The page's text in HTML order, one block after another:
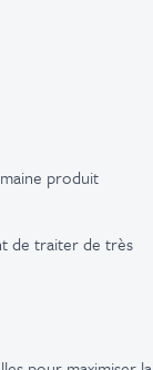
produit
de traiter de très